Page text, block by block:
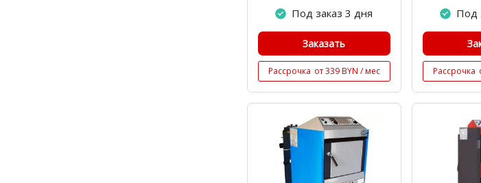
Под заказ 3 дня
Заказать
Рассрочка от 339 BYN / мес
Под
Рассрочка